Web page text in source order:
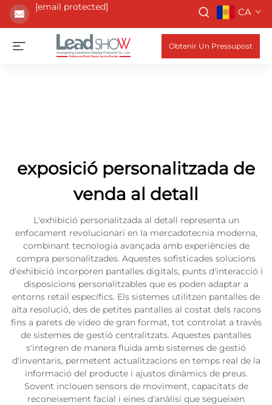
[email protected] CA
Obtenir Un Pressupost
exposició personalitzada de
venda al detall
L'exhibició personalitzada al detall representa un
enfocament revolucionari en la mercadotecnia moderna,
combinant tecnologia avançada amb experiències de
compra personalitzades. Aquestes sofisticades solucions
d'exhibició incorporen pantalles digitals, punts d'interacció i
disposicions personalitzables que es poden adaptar a
entorns retail específics. Els sistemes utilitzen pantalles de
alta resolució, des de petites pantalles al costat dels racons
fins a parets de vídeo de gran format, tot controlat a través
de sistemes de gestió centralitzats. Aquestes pantalles
s'integren de manera fluida amb sistemes de gestió
d'inventaris, permetent actualitzacions en temps real de la
informació del producte i ajustos dinàmics de preus.
Sovent inclouen sensors de moviment, capacitats de
reconeixement facial i eines d'anàlisi que segueixen